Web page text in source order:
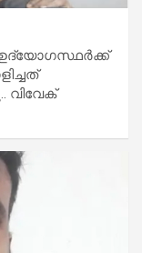
ഉദ്യോഗസ്ഥർക്ക്
വിവേക്